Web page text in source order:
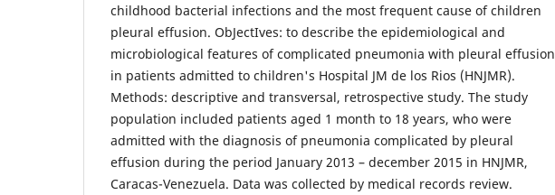
childhood bacterial infections and the most frequent cause of children
pleural effusion. ObJectIves: to describe the epidemiological and
microbiological features of complicated pneumonia with pleural effusion
in patients admitted to children's Hospital JM de los Rios (HNJMR).
Methods: descriptive and transversal, retrospective study. The study
population included patients aged 1 month to 18 years, who were
admitted with the diagnosis of pneumonia complicated by pleural
effusion during the period January 2013 – december 2015 in HNJMR,
Caracas-Venezuela. Data was collected by medical records review.